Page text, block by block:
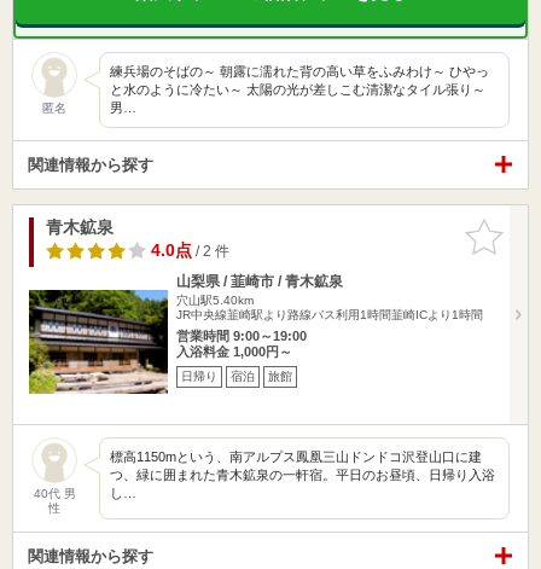
匿名
練兵場のそばの～ 朝露に濡れた背の高い草をふみわけ～ ひやっ
と水のように冷たい～ 太陽の光が差しこむ清潔なタイル張り～
男…
関連情報から探す
お気に入
りに追加
青木鉱泉
4.0点/ 2 件
山梨県 / 韮崎市 / 青木鉱泉
穴山駅5.40km
JR中央線韮崎駅より路線バス利用1時間韮崎ICより1時間
営業時間 9:00～19:00
入浴料金 1,000円～
日帰り 宿泊 旅館
40代 男
性
標高1150mという、南アルプス鳳凰三山ドンドコ沢登山口に建
つ、緑に囲まれた青木鉱泉の一軒宿。平日のお昼頃、日帰り入浴
し…
関連情報から探す